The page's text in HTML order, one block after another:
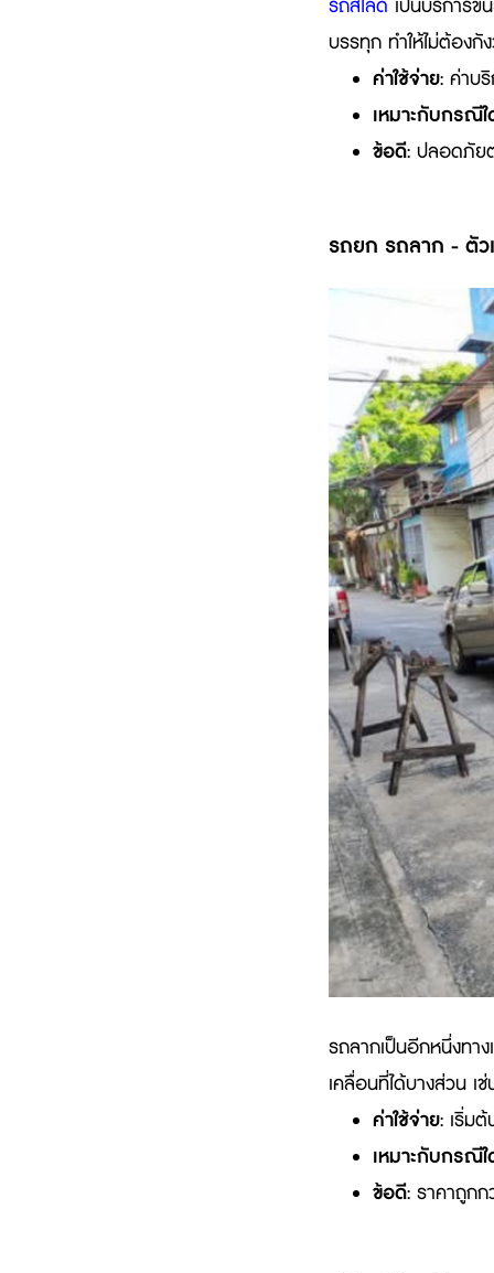
รถสไลด์ เป็นบริการข
บรรทุก ทำให้ไม่ต้องกั
ค่าใช้จ่าย: ค่าบ
เหมาะกับกรณีใ
ข้อดี: ปลอดภัยต่
รถยก รถลาก - ตัว
รถลากเป็นอีกหนึ่งทา
เคลื่อนที่ได้บางส่วน เ
ค่าใช้จ่าย: เริ่ม
เหมาะกับกรณีใ
ข้อดี: ราคาถูกก